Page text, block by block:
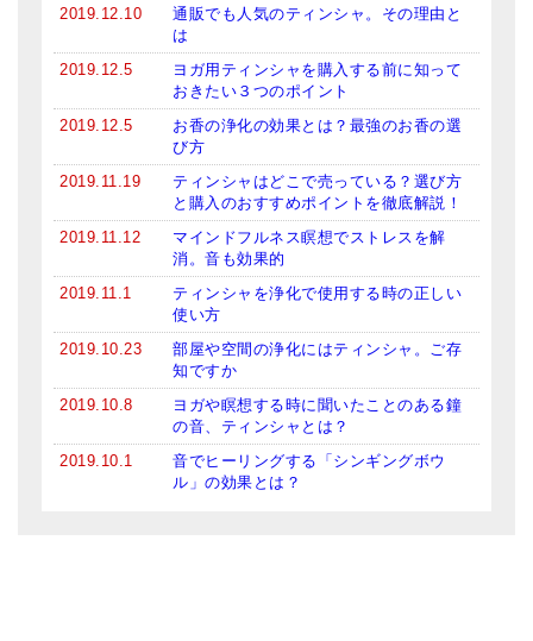
2019.12.10
通販でも人気のティンシャ。その理由と
は
2019.12.5
ヨガ用ティンシャを購入する前に知って
おきたい３つのポイント
2019.12.5
お香の浄化の効果とは？最強のお香の選
び方
2019.11.19
ティンシャはどこで売っている？選び方
と購入のおすすめポイントを徹底解説！
2019.11.12
マインドフルネス瞑想でストレスを解
消。音も効果的
2019.11.1
ティンシャを浄化で使用する時の正しい
使い方
2019.10.23
部屋や空間の浄化にはティンシャ。ご存
知ですか
2019.10.8
ヨガや瞑想する時に聞いたことのある鐘
の音、ティンシャとは？
2019.10.1
音でヒーリングする「シンギングボウ
ル」の効果とは？